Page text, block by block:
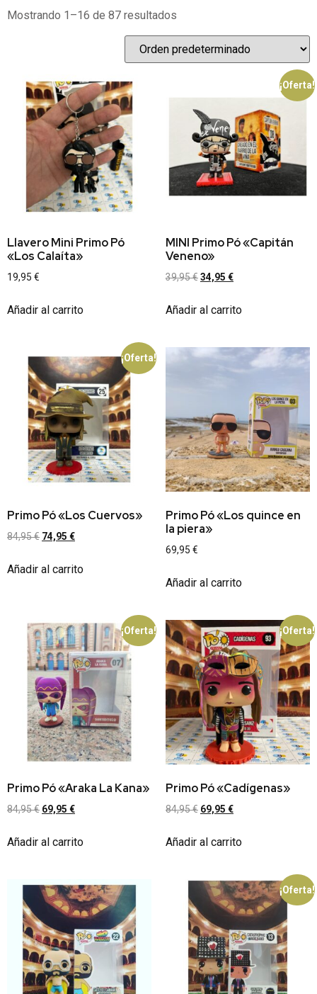
Mostrando 1–16 de 87 resultados
Llavero Mini Primo Pó
«Los Calaíta»
19,95 €
Añadir al carrito
¡Oferta!
MINI Primo Pó «Capitán
Veneno»
39,95€34,95 €
Añadir al carrito
¡Oferta!
Primo Pó «Los Cuervos»
84,95€ 74,95 €
Añadir al carrito
Primo Pó «Los quince en
la piera»
69,95 €
Añadir al carrito
¡Oferta!
Primo Pó «Araka La Kana»
84,95€ 69,95 €
Añadir al carrito
¡Oferta!
Primo Pó «Cadígenas»
84,95€ 69,95 €
Añadir al carrito
¡Oferta!